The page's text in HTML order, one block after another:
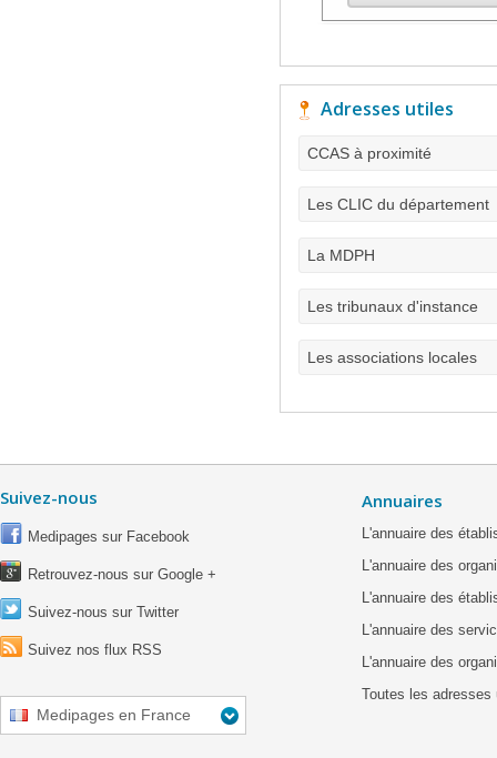
Adresses utiles
CCAS à proximité
Les CLIC du département
La MDPH
Les tribunaux d'instance
Les associations locales
Suivez-nous
Medipages sur Facebook
Retrouvez-nous sur Google +
Suivez-nous sur Twitter
Suivez nos flux RSS
Medipages en France
Annuaires
L'annuaire des
L'annuaire des
L'annuaire des
L'annuaire des
L'annuaire des
Toutes les adresses